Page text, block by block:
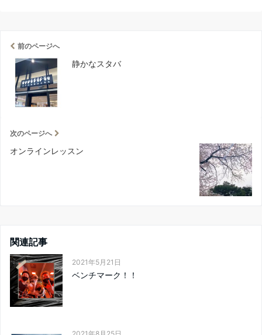
前のページへ
静かなスタバ
次のページへ
オンラインレッスン
関連記事
2021年5月21日
ベンチマーク！！